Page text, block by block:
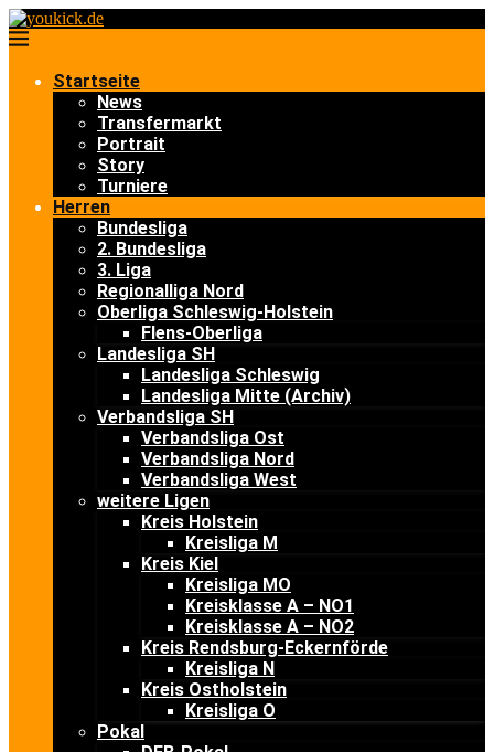
Startseite
News
Transfermarkt
Portrait
Story
Turniere
Herren
Bundesliga
2. Bundesliga
3. Liga
Regionalliga Nord
Oberliga Schleswig-Holstein
Flens-Oberliga
Landesliga SH
Landesliga Schleswig
Landesliga Mitte (Archiv)
Verbandsliga SH
Verbandsliga Ost
Verbandsliga Nord
Verbandsliga West
weitere Ligen
Kreis Holstein
Kreisliga M
Kreis Kiel
Kreisliga MO
Kreisklasse A – NO1
Kreisklasse A – NO2
Kreis Rendsburg-Eckernförde
Kreisliga N
Kreis Ostholstein
Kreisliga O
Pokal